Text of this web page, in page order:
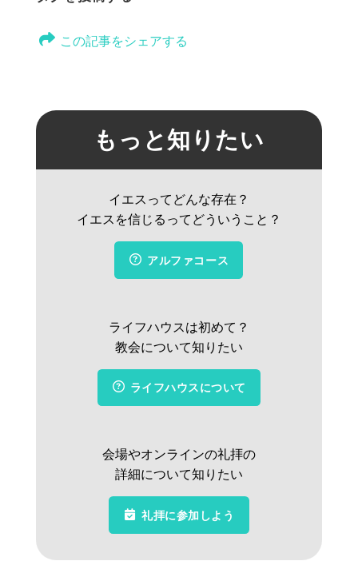
この記事をシェアする
もっと知りたい
イエスってどんな存在？
イエスを信じるってどういうこと？
アルファコース
ライフハウスは初めて？
教会について知りたい
ライフハウスについて
会場やオンラインの礼拝の
詳細について知りたい
礼拝に参加しよう